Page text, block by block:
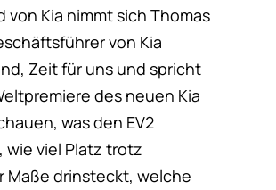
von Kia nimmt sich Thomas
von Kia
Zeit für uns und spricht
des neuen Kia
was den EV2
wie viel Platz trotz
Maße drinsteckt, welche